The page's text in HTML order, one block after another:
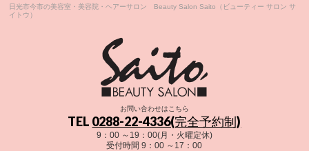
日光市今市の美容室・美容院・ヘアーサロン Beauty Salon Saito（ビューティー サロン サ
イトウ）
お問い合わせはこちら
TEL 0288-22-4336(完全予約制)
9：00 ～19：00(月・火曜定休)
受付時間 9：00 ～17：00